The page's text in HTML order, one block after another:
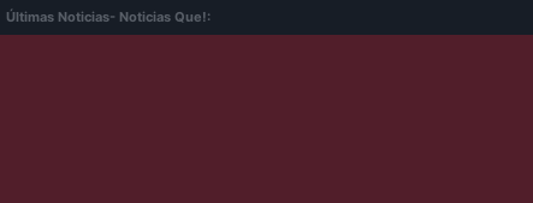
Últimas Noticias- Noticias Que!: